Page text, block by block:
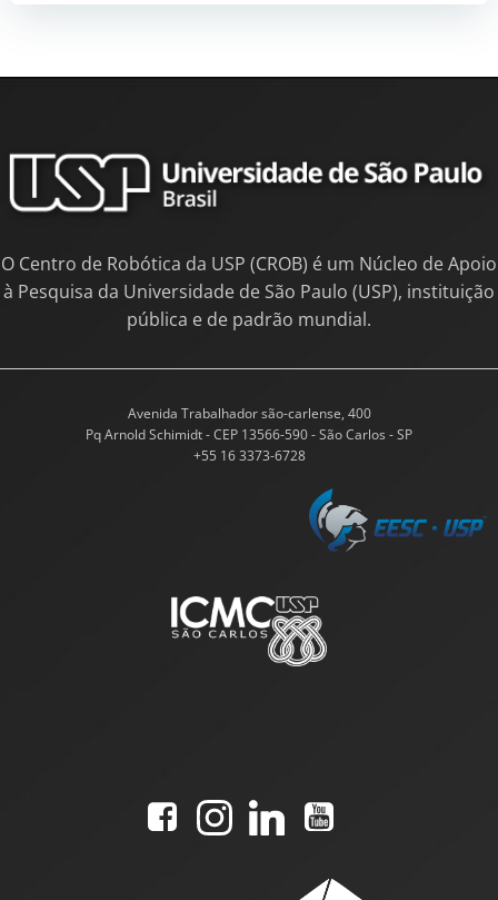
O Centro de Robótica da USP (CROB) é um Núcleo de Apoio
à Pesquisa da Universidade de São Paulo (USP), instituição
pública e de padrão mundial.
Avenida Trabalhador são-carlense, 400
Pq Arnold Schimidt - CEP 13566-590 - São Carlos - SP
+55 16 3373-6728